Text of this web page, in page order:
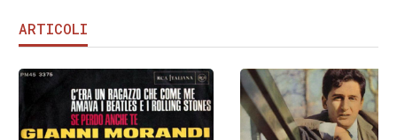
ARTICOLI